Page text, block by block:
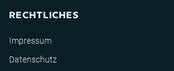
RECHTLICHES
Impressum
Datenschutz